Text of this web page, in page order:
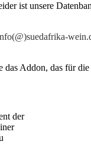
ist unsere
Addon, das für
der